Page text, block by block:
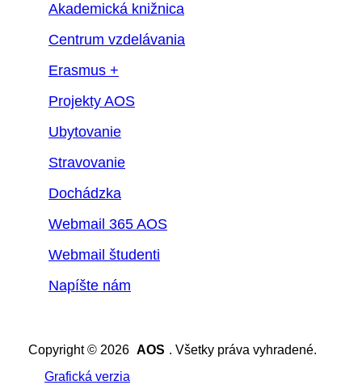
Akademická knižnica
Centrum vzdelávania
Erasmus +
Projekty AOS
Ubytovanie
Stravovanie
Dochádzka
Webmail 365 AOS
Webmail študenti
Napíšte nám
Copyright © 2026 AOS . Všetky práva vyhradené.
Grafická verzia